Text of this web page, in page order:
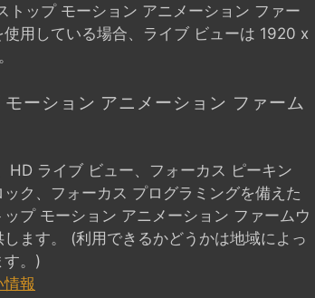
トップ モーション アニメーション ファー
使用している場合、ライブ ビューは 1920 x
モーション アニメーション ファーム
HD ライブ ビュー、フォーカス ピーキン
ック、フォーカス プログラミングを備えた
プ モーション アニメーション ファームウ
します。 (利用できるかどうかは地域によっ
す。)
情報